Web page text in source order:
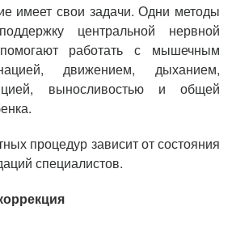
имеет свои задачи. Одни методы
центральной нервной
работать с мышечным
движением, дыханием,
выносливостью и общей
процедур зависит от состояния
специалистов.